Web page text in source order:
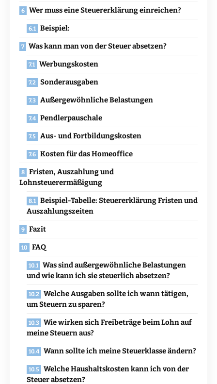
Wer muss eine Steuererklärung einreichen?
Beispiel:
Was kann man von der Steuer absetzen?
Werbungskosten
Sonderausgaben
Außergewöhnliche Belastungen
Pendlerpauschale
Aus- und Fortbildungskosten
Kosten für das Homeoffice
Fristen, Auszahlung und
Lohnsteuerermäßigung
Beispiel-Tabelle: Steuererklärung Fristen und
Auszahlungszeiten
Fazit
FAQ
Was sind außergewöhnliche Belastungen
und wie kann ich sie steuerlich absetzen?
Welche Ausgaben sollte ich wann tätigen,
um Steuern zu sparen?
Wie wirken sich Freibeträge beim Lohn auf
meine Steuern aus?
Wann sollte ich meine Steuerklasse ändern?
Welche Haushaltskosten kann ich von der
Steuer absetzen?